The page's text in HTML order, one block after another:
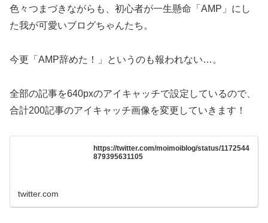
色々つまづきながらも、初心者が一生懸命「AMP」にし
た我が可愛いブログちゃんたち。
今更「AMP辞めた！」というのも報われない…。
全部の記事を640pxのアイキャッチで設定しているので、
合計200記事のアイキャッチ画像を変更していきます！
https://twitter.com/moimoiblog/status/1172544
879395631105
twitter.com